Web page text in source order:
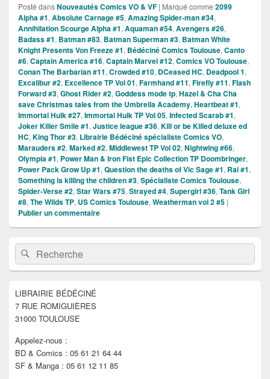
Posté dansNouveautés Comics VO & VF | Marqué comme 2099
Alpha #1, Absolute Carnage #5, Amazing Spider-man #34,
Annihilation Scourge Alpha #1, Aquaman #54, Avengers #26,
Badass #1, Batman #83, Batman Superman #3, Batman White
Knight Presents Von Freeze #1, Bédéciné Comics Toulouse, Canto
#6, Captain America #16, Captain Marvel #12, Comics VO Toulouse,
Conan The Barbarian #11, Crowded #10, DCeased HC, Deadpool 1,
Excalibur #2, Excellence TP Vol 01, Farmhand #11, Firefly #11, Flash
Forward #3, Ghost Rider #2, Goddess mode tp, Hazel & Cha Cha
save Christmas tales from the Umbrella Academy, Heartbeat #1,
Immortal Hulk #27, Immortal Hulk TP Vol 05, Infected Scarab #1,
Joker Killer Smile #1, Justice league #36, Kill or be Killed deluxe ed
HC, King Thor #3, Librairie Bédéciné spécialiste Comics VO,
Marauders #2, Marked #2, Middlewest TP Vol 02, Nightwing #66,
Olympia #1, Power Man & Iron Fist Epic Collection TP Doombringer,
Power Pack Grow Up #1, Question the deaths of Vic Sage #1, Rai #1,
Something is killing the children #3, Spécialiste Comics Toulouse,
Spider-Verse #2, Star Wars #75, Strayed #4, Supergirl #36, Tank Girl
#8, The Wilds TP, US Comics Toulouse, Weatherman vol 2 #5 |
Publier un commentaire
Zone
principale
de
widget
barre
latérale
Recherche :Rechercher
LIBRAIRIE BÉDÉCINÉ
7 RUE ROMIGUIÈRES
31000 TOULOUSE
Appelez-nous :
BD & Comics : 05 61 21 64 44
SF & Manga : 05 61 12 11 85